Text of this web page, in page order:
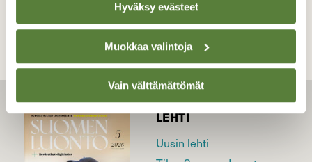
Hyväksy evästeet
Muokkaa valintoja
Vain välttämättömät
LEHTI
Uusin lehti